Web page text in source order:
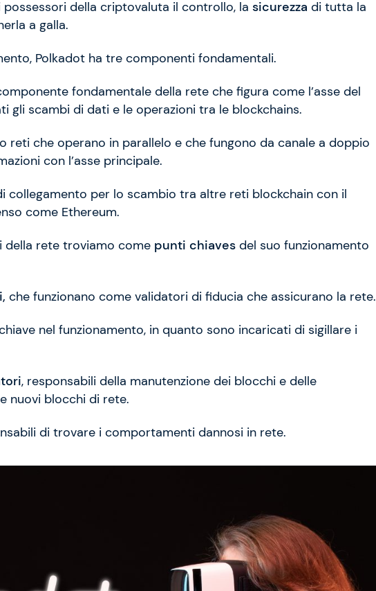
della criptovaluta il controllo, la sicurezza di tutta la
a galla.
Polkadot ha tre componenti fondamentali.
fondamentale della rete che figura come l’asse del
gli scambi di dati e le operazioni tra le blockchains.
reti che operano in parallelo e che fungono da canale a doppio
con l’asse principale.
collegamento per lo scambio tra altre reti blockchain con il
come Ethereum.
della rete troviamo come punti chiaves del suo funzionamento
che funzionano come validatori di fiducia che assicurano la rete.
nel funzionamento, in quanto sono incaricati di sigillare i
, responsabili della manutenzione dei blocchi e delle
nuovi blocchi di rete.
di trovare i comportamenti dannosi in rete.